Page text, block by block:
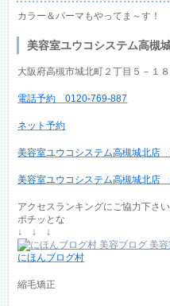
カラー＆パーマもやってま～す！
美容室ユウコシステム高槻
大阪府高槻市城北町２丁目５－１
電話予約 0120-769-887
ネット予約
美容室ユウコシステム高槻城北店
美容室ユウコシステム高槻城北店
アクセスランキングにご協力下さい
ポチッとな
↓ ↓ ↓
にほんブログ村
縮毛矯正